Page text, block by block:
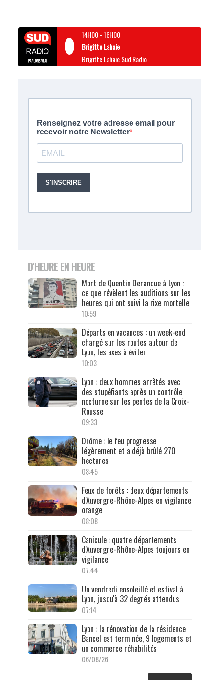
14H00-16H00
Brigitte Lahaie
Brigitte Lahaie Sud Radio
D'HEURE EN HEURE
Mort de Quentin Deranque à Lyon :
ce que révèlent les auditions sur les
heures qui ont suivi la rixe mortelle
10:59
Départs en vacances : un week-end
chargé sur les routes autour de
Lyon, les axes à éviter
10:03
Lyon : deux hommes arrêtés avec
des stupéfiants après un contrôle
nocturne sur les pentes de la Croix-
Rousse
09:33
Drôme : le feu progresse
légèrement et a déjà brûlé 270
hectares
08:45
Feux de forêts : deux départements
d'Auvergne-Rhône-Alpes en vigilance
orange
08:08
Canicule : quatre départements
d'Auvergne-Rhône-Alpes toujours en
vigilance
07:44
Un vendredi ensoleillé et estival à
Lyon, jusqu'à 32 degrés attendus
07:14
Lyon : la rénovation de la résidence
Bancel est terminée, 9 logements et
un commerce réhabilités
06/08/26